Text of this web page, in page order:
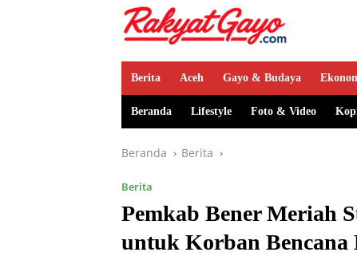
Berita Aceh Gayo & Budaya
Beranda Lifestyle Foto & Video
Beranda Berita
Berita
Pemkab Bener Meriah
untuk Korban Bencana